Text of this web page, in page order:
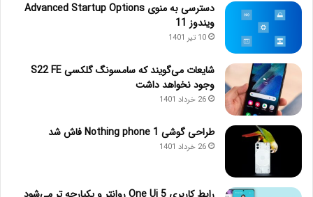
دسترسی به منوی Advanced Startup Options
ویندوز 11
10 تیر 1401
شایعات می‌گویند که سامسونگ گلکسی S22 FE
وجود نخواهد داشت
26 خرداد 1401
طراحی گوشی Nothing phone 1 فاش شد
26 خرداد 1401